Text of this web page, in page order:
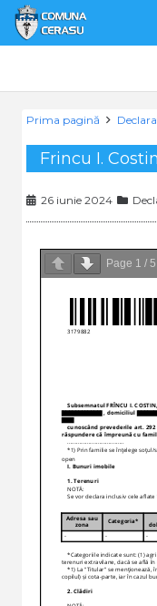
Prima pagină
Frincu I. Costin
26 iunie 2024
Page 1 / 5